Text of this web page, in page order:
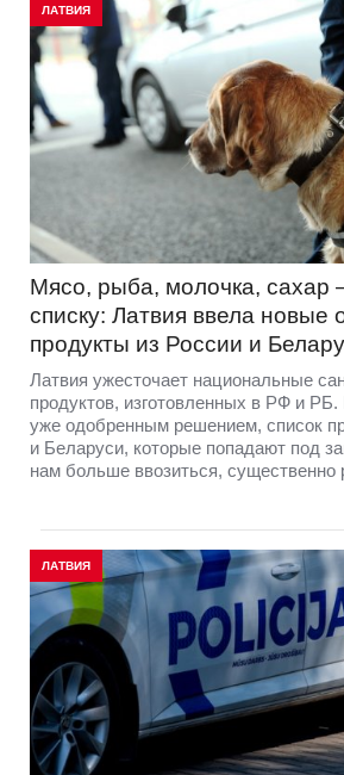
ЛАТВИЯ
Мясо, рыба, молочка, сахар
списку: Латвия ввела новые
продукты из России и
Латвия ужесточает национальные
продуктов, изготовленных в РФ и РБ.
уже одобренным решением, список
и Беларуси, которые попадают под
нам больше ввозиться, существенно
ЛАТВИЯ